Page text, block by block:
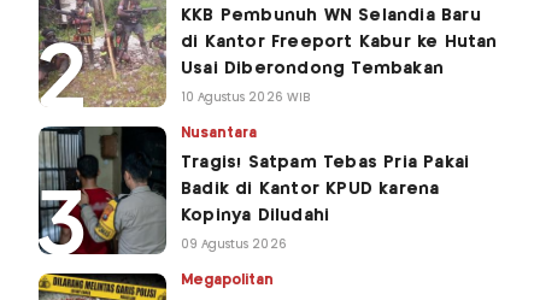
KKB Pembunuh WN Selandia Baru
di Kantor Freeport Kabur ke Hutan
Usai Diberondong Tembakan
10 Agustus 2026 WIB
Nusantara
Tragis! Satpam Tebas Pria Pakai
Badik di Kantor KPUD karena
Kopinya Diludahi
09 Agustus 2026
Megapolitan